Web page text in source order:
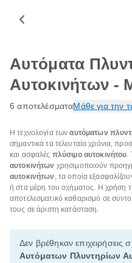
Αυτόματα
Αυτοκινήτων -
6 αποτελέσματαΜάθε για την
Η τεχνολογία τωναυτόματων
σημαντικά τα τελευταία χρόνια,
και ασφαλές πλύσιμο αυτοκινήτου.
αυτοκινήτων χρησιμοποιούν
αυτοκινήτων , τα οποία
ή στα μέρη του οχήματος. Η χρήση
αποτελεσματικό καθαρισμό σε
τους σε άριστη κατάσταση.
Δεν βρέθηκαν επιχειρήσεις
Αυτόματων Πλυντηρίων